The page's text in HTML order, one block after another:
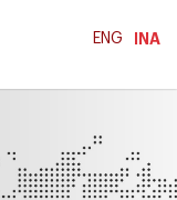
INA
ENG